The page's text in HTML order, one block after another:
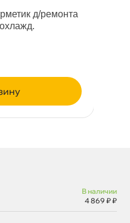
д/ремонта
наличии
4 869 ₽ ₽